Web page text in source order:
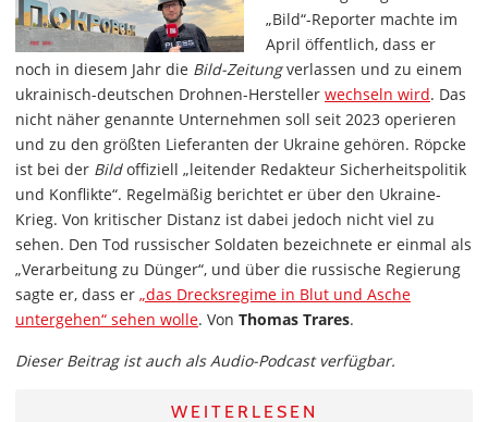
„Bild“-Reporter machte im
April öffentlich, dass er
noch in diesem Jahr die Bild-Zeitungverlassen und zu einem
ukrainisch-deutschen Drohnen-Hersteller wechseln wird. Das
nicht näher genannte Unternehmen soll seit 2023 operieren
und zu den größten Lieferanten der Ukraine gehören. Röpcke
ist bei der Bildoffiziell „leitender Redakteur Sicherheitspolitik
und Konflikte“. Regelmäßig berichtet er über den Ukraine-
Krieg. Von kritischer Distanz ist dabei jedoch nicht viel zu
sehen. Den Tod russischer Soldaten bezeichnete er einmal als
„Verarbeitung zu Dünger“, und über die russische Regierung
sagte er, dass er „das Drecksregime in Blut und Asche
untergehen“ sehen wolle. Von Thomas Trares.
Dieser Beitrag ist auch als Audio-Podcast verfügbar.
WEITERLESEN